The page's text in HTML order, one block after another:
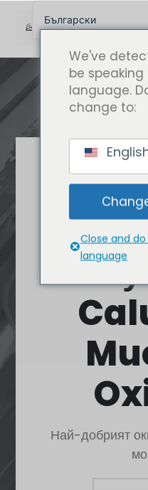
Най-
Най-добрият
We've
be
language.
change to:
Close and
language
Български
English (UK)
English (Australia)
English (Canada)
English (New Zealand)
Беларуская мова
Deutsch
Français de Belgique
Türkçe